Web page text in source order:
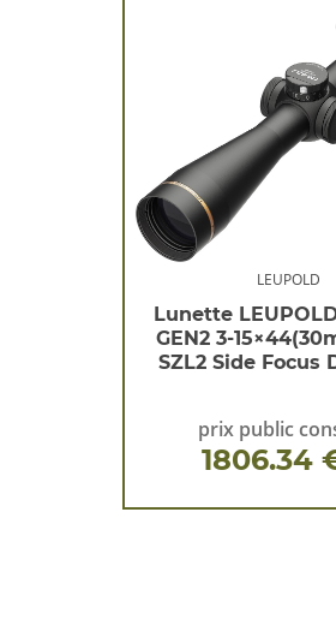
LEUPOLD
Lunette
GEN2 3-
SZL2 Side Focus
prix public
1806.34